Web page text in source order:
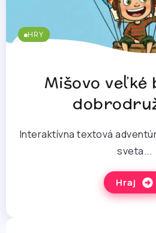
HRY
Mišovo veľké
Interaktívna textová
sveta...
Hraj